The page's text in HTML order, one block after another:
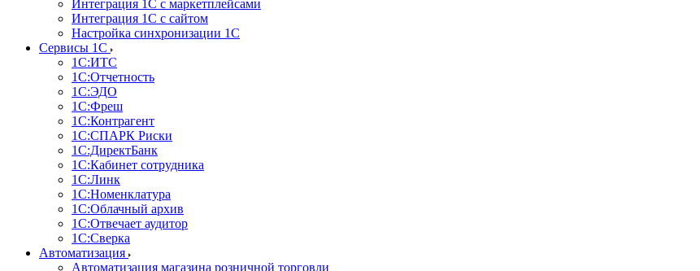
Интеграция 1С с маркетплейсами
Интеграция 1С с сайтом
Настройка синхронизации 1С
Сервисы 1С
1С:ИТС
1С:Отчетность
1С:ЭДО
1С:Фреш
1С:Контрагент
1С:CПАРК Риски
1С:ДиректБанк
1С:Кабинет сотрудника
1С:Линк
1С:Номенклатура
1С:Облачный архив
1С:Отвечает аудитор
1С:Сверка
Автоматизация
Автоматизация магазина розничной торговли